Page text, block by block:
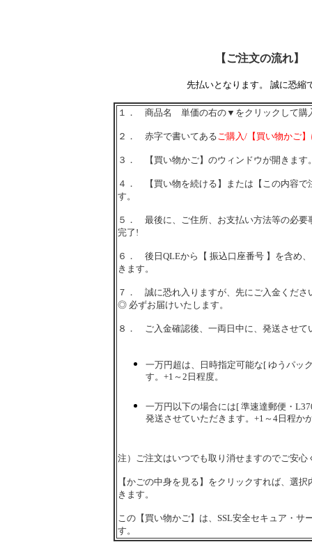
【ご注文の流れ】
先払いとなります。 誠に恐縮
１． 商品名 単価の右の▼をクリックして購
２． 赤字で書いてあるご購入/【買い物かご
３． 【買い物かご】のウィンドウが開きます
４． 【買い物を続ける】または【この内容で
す。
５． 最後に、ご住所、お支払い方法等の必要
完了!
６． 後日QLEから【 振込口座番号 】を含め
きます。
７． 誠に恐れ入りますが、先にご入金くださ
◎ 必ずお届けいたします。
８． ご入金確認後、一両日中に、発送させて
一万円超は、日時指定可能な[ ゆうパッ
す。+1～2日程度。
一万円以下の場合には[ 準速達郵便・
発送させていただきます。+1～4日程か
注）ご注文はいつでも取り消せますのでご安心
【かごの中身を見る】をクリックすれば、選
きます。
この【買い物かご】は、SSL安全セキュア・サ
す。